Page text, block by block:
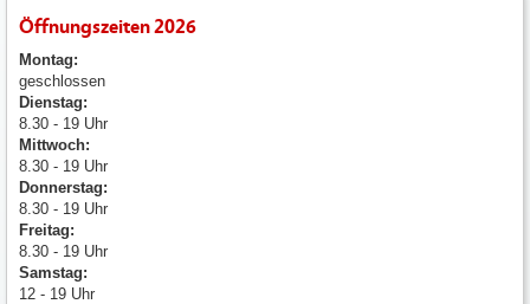
Öffnungszeiten 2026
Montag:
geschlossen
Dienstag:
8.30 - 19 Uhr
Mittwoch:
8.30 - 19 Uhr
Donnerstag:
8.30 - 19 Uhr
Freitag:
8.30 - 19 Uhr
Samstag:
12 - 19 Uhr